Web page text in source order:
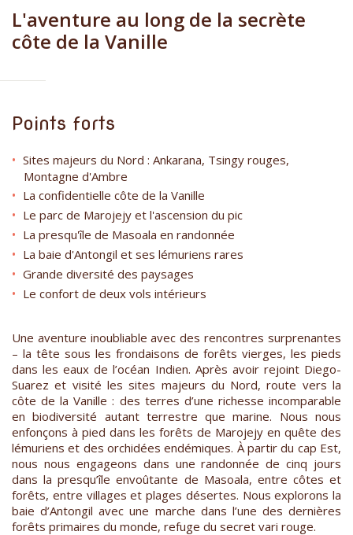
L'aventure au long de la secrète
côte de la Vanille
Points forts
Sites majeurs du Nord : Ankarana, Tsingy rouges,
Montagne d'Ambre
La confidentielle côte de la Vanille
Le parc de Marojejy et l'ascension du pic
La presqu'île de Masoala en randonnée
La baie d'Antongil et ses lémuriens rares
Grande diversité des paysages
Le confort de deux vols intérieurs
Une aventure inoubliable avec des rencontres surprenantes
– la tête sous les frondaisons de forêts vierges, les pieds
dans les eaux de l’océan Indien. Après avoir rejoint Diego-
Suarez et visité les sites majeurs du Nord, route vers la
côte de la Vanille : des terres d’une richesse incomparable
en biodiversité autant terrestre que marine. Nous nous
enfonçons à pied dans les forêts de Marojejy en quête des
lémuriens et des orchidées endémiques. À partir du cap Est,
nous nous engageons dans une randonnée de cinq jours
dans la presqu’île envoûtante de Masoala, entre côtes et
forêts, entre villages et plages désertes. Nous explorons la
baie d’Antongil avec une marche dans l’une des dernières
forêts primaires du monde, refuge du secret vari rouge.